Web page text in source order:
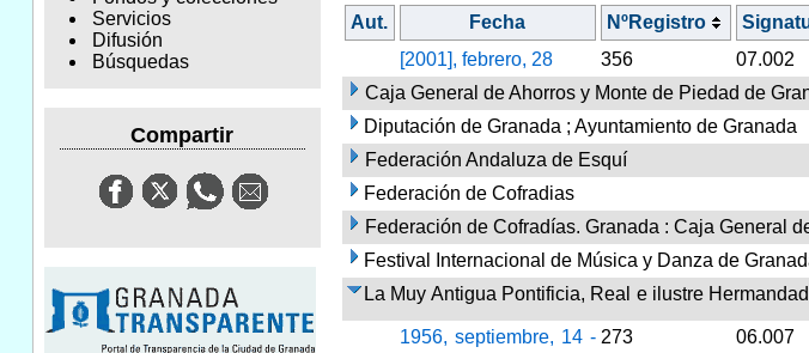
Servicios
Difusión
Búsquedas
Compartir
Aut. Fecha NºRegistro
[2001], febrero, 28
356 07.002
Caja General de Ahorros y Monte de Piedad de
Diputación de Granada ; Ayuntamiento de Granada
Federación Andaluza de Esquí
Federación de Cofradias
Federación de Cofradías. Granada : Caja General
Festival Internacional de Música y Danza de
La Muy Antigua Pontificia, Real e ilustre
1956, septiembre, 14 - 273 06.007